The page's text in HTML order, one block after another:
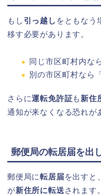
もし 引っ越し をともなう
移す必要があります。
同じ市区町村内な
別の市区町村なら
さらに運転免許証も 新住
通知が来なくなる恐れが
郵便局の転居届を出
郵便局に転居届を出すと、
が新住所に転送 されます。